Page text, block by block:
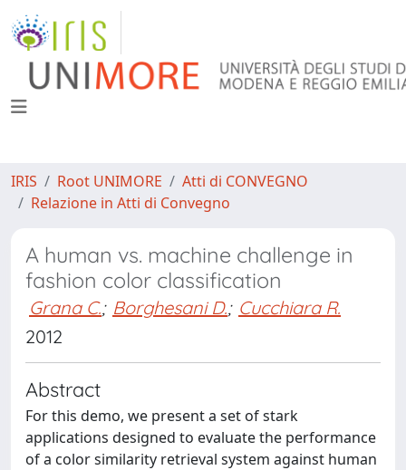
IRIS Root UNIMORE
Atti di CONVEGNO
Relazione in Atti di Convegno
A human vs. machine challenge in
fashion color classification
Grana C.; Borghesani D.; Cucchiara R.
2012
Abstract
For this demo, we present a set of stark
applications designed to evaluate the performance
of a color similarity retrieval system against human